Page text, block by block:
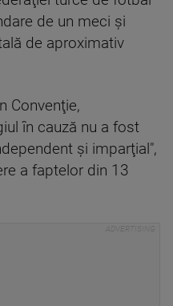
de un meci şi
de aproximativ
Convenţie,
în cauză nu a fost
şi imparţial",
a faptelor din 13